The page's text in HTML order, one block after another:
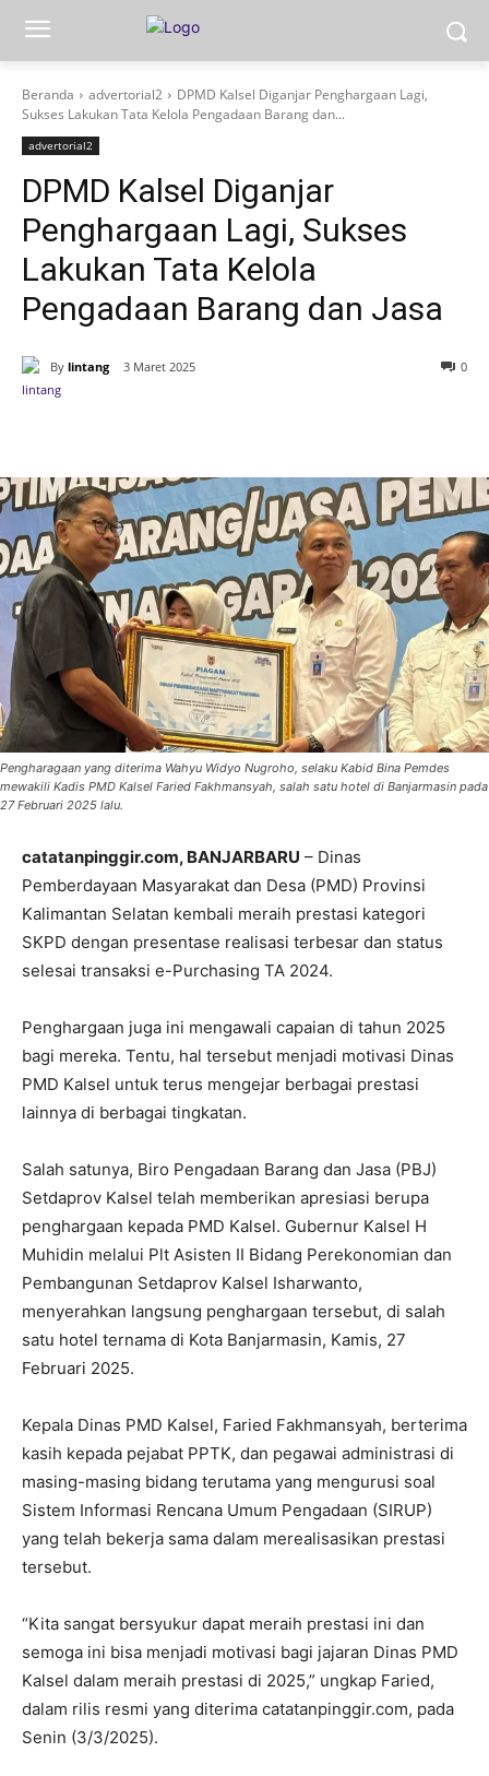
Beranda advertorial2
DPMD Kalsel Diganjar Penghargaan Lagi,
Sukses Lakukan Tata Kelola Pengadaan Barang dan...
advertorial2
DPMD Kalsel Diganjar
Penghargaan Lagi, Sukses
Lakukan Tata Kelola
Pengadaan Barang dan Jasa
By lintang 3 Maret 2025 0
Pengharagaan yang diterima Wahyu Widyo Nugroho, selaku Kabid Bina Pemdes
mewakili Kadis PMD Kalsel Faried Fakhmansyah, salah satu hotel di Banjarmasin pada
27 Februari 2025 lalu.
catatanpinggir.com, BANJARBARU – Dinas
Pemberdayaan Masyarakat dan Desa (PMD) Provinsi
Kalimantan Selatan kembali meraih prestasi kategori
SKPD dengan presentase realisasi terbesar dan status
selesai transaksi e-Purchasing TA 2024.
Penghargaan juga ini mengawali capaian di tahun 2025
bagi mereka. Tentu, hal tersebut menjadi motivasi Dinas
PMD Kalsel untuk terus mengejar berbagai prestasi
lainnya di berbagai tingkatan.
Salah satunya, Biro Pengadaan Barang dan Jasa (PBJ)
Setdaprov Kalsel telah memberikan apresiasi berupa
penghargaan kepada PMD Kalsel. Gubernur Kalsel H
Muhidin melalui Plt Asisten II Bidang Perekonomian dan
Pembangunan Setdaprov Kalsel Isharwanto,
menyerahkan langsung penghargaan tersebut, di salah
satu hotel ternama di Kota Banjarmasin, Kamis, 27
Februari 2025.
Kepala Dinas PMD Kalsel, Faried Fakhmansyah, berterima
kasih kepada pejabat PPTK, dan pegawai administrasi di
masing-masing bidang terutama yang mengurusi soal
Sistem Informasi Rencana Umum Pengadaan (SIRUP)
yang telah bekerja sama dalam merealisasikan prestasi
tersebut.
“Kita sangat bersyukur dapat meraih prestasi ini dan
semoga ini bisa menjadi motivasi bagi jajaran Dinas PMD
Kalsel dalam meraih prestasi di 2025,” ungkap Faried,
dalam rilis resmi yang diterima catatanpinggir.com, pada
Senin (3/3/2025).